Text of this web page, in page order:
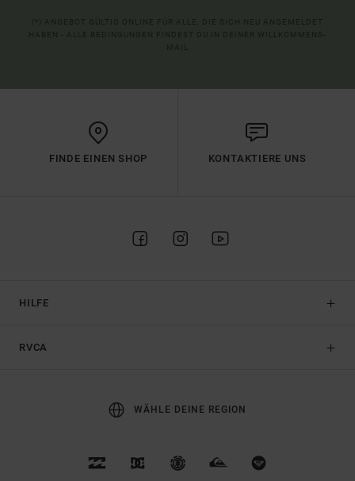
FINDE EINEN SHOP KONTAKTIERE UNS
HILFE
RVCA
WÄHLE DEINE REGION